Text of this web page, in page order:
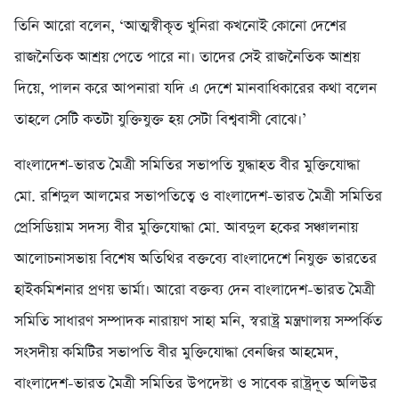
তিনি আরো বলেন, ‘আত্মস্বীকৃত খুনিরা কখনোই কোনো দেশের
রাজনৈতিক আশ্রয় পেতে পারে না। তাদের সেই রাজনৈতিক আশ্রয়
দিয়ে, পালন করে আপনারা যদি এ দেশে মানবাধিকারের কথা বলেন
তাহলে সেটি কতটা যুক্তিযুক্ত হয় সেটা বিশ্ববাসী বোঝে।’
বাংলাদেশ-ভারত মৈত্রী সমিতির সভাপতি যুদ্ধাহত বীর মুক্তিযোদ্ধা
মো. রশিদুল আলমের সভাপতিত্বে ও বাংলাদেশ-ভারত মৈত্রী সমিতির
প্রেসিডিয়াম সদস্য বীর মুক্তিযোদ্ধা মো. আবদুল হকের সঞ্চালনায়
আলোচনাসভায় বিশেষ অতিথির বক্তব্যে বাংলাদেশে নিযুক্ত ভারতের
হাইকমিশনার প্রণয় ভার্মা। আরো বক্তব্য দেন বাংলাদেশ-ভারত মৈত্রী
সমিতি সাধারণ সম্পাদক নারায়ণ সাহা মনি, স্বরাষ্ট্র মন্ত্রণালয় সম্পর্কিত
সংসদীয় কমিটির সভাপতি বীর মুক্তিযোদ্ধা বেনজির আহমেদ,
বাংলাদেশ-ভারত মৈত্রী সমিতির উপদেষ্টা ও সাবেক রাষ্ট্রদূত অলিউর